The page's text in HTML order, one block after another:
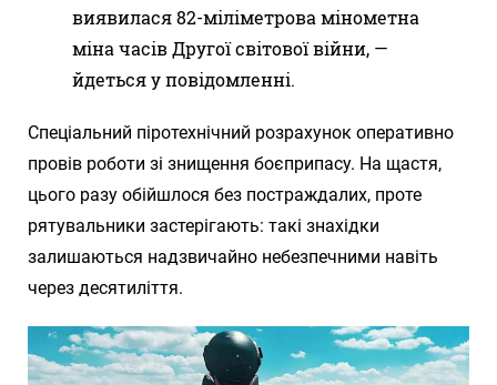
виявилася 82-міліметрова мінометна
міна часів Другої світової війни, —
йдеться у повідомленні.
Спеціальний піротехнічний розрахунок оперативно
провів роботи зі знищення боєприпасу. На щастя,
цього разу обійшлося без постраждалих, проте
рятувальники застерігають: такі знахідки
залишаються надзвичайно небезпечними навіть
через десятиліття.